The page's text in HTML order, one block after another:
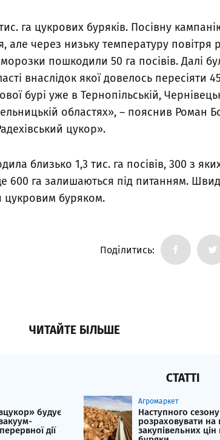
га цукрових буряків. Посівну
але через низьку температуру повітря
пошкодили 50 га посівів. Далі
внаслідок якої довелось пересіяти
бурі уже в Тернопільській,
областях», – пояснив Роман
цукор».
близько 1,3 тис. га посівів, 300 з
600 га залишаються під питанням.
цукровим буряком.
Поділитись:
ЧИТАЙТЕ БІЛЬШЕ
будує
дії
СТАТТІ
Агромаркет
Наступного
розраховувати на
закупівельних цін